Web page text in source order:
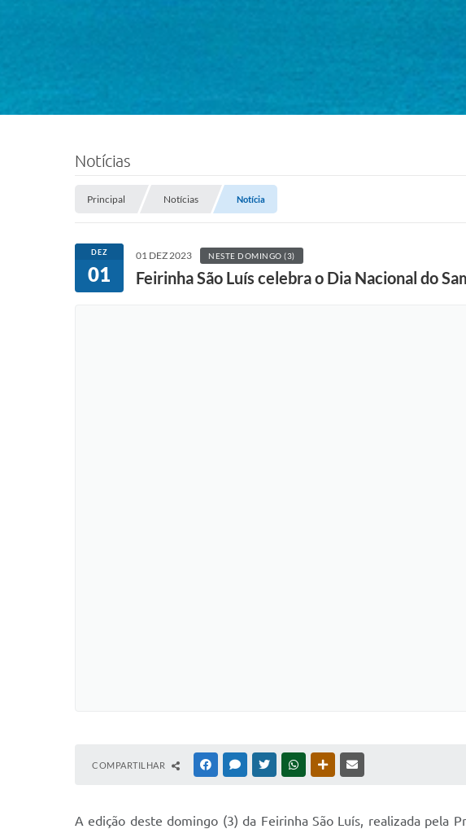
Notícias
Principal Notícias Notícia
DEZ
01
01 DEZ 2023 NESTE DOMINGO (3)
Feirinha São Luís celebra o Dia Nacional do
COMPARTILHAR FACEBOOKMESSENGER
TWITTERWHATSAPPOUTRAS MÍDIAS
A edição deste domingo (3) da Feirinha São Luís, realizada pela